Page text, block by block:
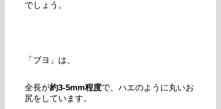
でしょう。
「ブヨ」は、
全長が約3-5mm程度で、ハエのように丸いお
尻をしています。